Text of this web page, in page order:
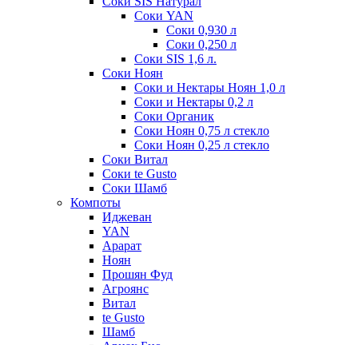
Соки YAN
Соки 0,930 л
Соки 0,250 л
Соки SIS 1,6 л.
Соки Ноян
Соки и Нектары Ноян 1,0 л
Соки и Нектары 0,2 л
Соки Органик
Соки Ноян 0,75 л стекло
Соки Ноян 0,25 л стекло
Соки Витал
Соки te Gusto
Соки Шамб
Компоты
Иджеван
YAN
Арарат
Ноян
Прошян Фуд
Агроянс
Витал
te Gusto
Шамб